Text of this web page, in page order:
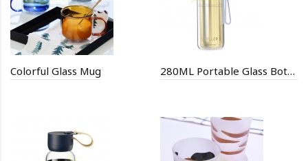
Colorful Glass Mug 280ML Portable Glass Bottle with Infuser